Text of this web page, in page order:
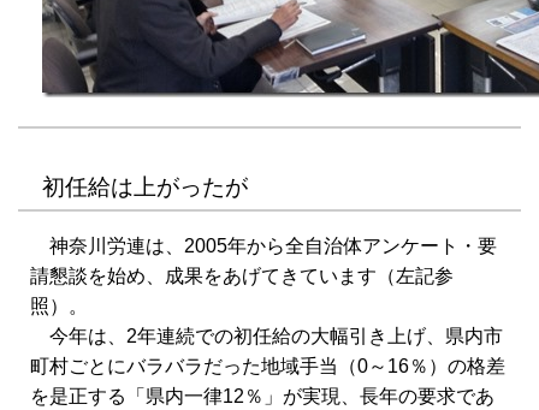
初任給は上がったが
神奈川労連は、2005年から全自治体アンケート・要
請懇談を始め、成果をあげてきています（左記参
照）。
今年は、2年連続での初任給の大幅引き上げ、県内市
町村ごとにバラバラだった地域手当（0～16％）の格差
を是正する「県内一律12％」が実現、長年の要求であ